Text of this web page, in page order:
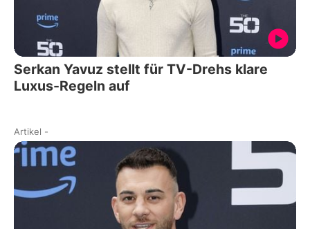
Serkan Yavuz stellt für TV-Drehs klare
Luxus-Regeln auf
Artikel -